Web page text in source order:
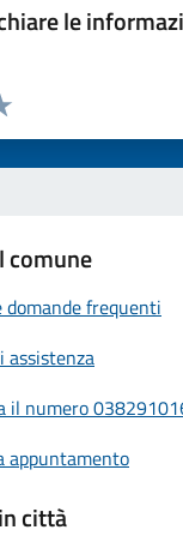
le
pagina
5 stelle su 5
4 stelle su 5
su 5
su 5
comune
domande frequenti
assistenza
il numero
appuntamento
città